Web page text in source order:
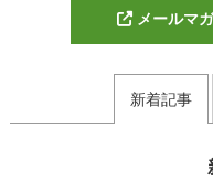
メールマ
新着記事